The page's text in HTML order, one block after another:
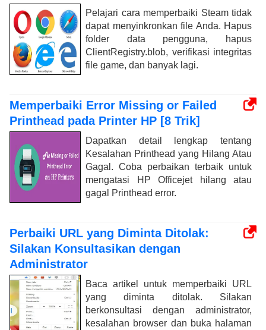
Pelajari cara memperbaiki Steam tidak
dapat menyinkronkan file Anda. Hapus
folder data pengguna, hapus
ClientRegistry.blob, verifikasi integritas
file game, dan banyak lagi.
Memperbaiki Error Missing or Failed
Printhead pada Printer HP [8 Trik]
Dapatkan detail lengkap tentang
Kesalahan Printhead yang Hilang Atau
Gagal. Coba perbaikan terbaik untuk
mengatasi HP Officejet hilang atau
gagal Printhead error.
Perbaiki URL yang Diminta Ditolak:
Silakan Konsultasikan dengan
Administrator
Baca artikel untuk memperbaiki URL
yang diminta ditolak. Silakan
berkonsultasi dengan administrator,
kesalahan browser dan buka halaman